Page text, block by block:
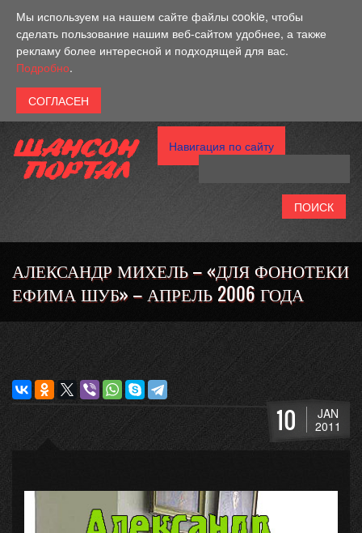
Мы используем на нашем сайте файлы cookie, чтобы
сделать пользование нашим веб-сайтом удобнее, а также
рекламу более интересной и подходящей для вас.
Подробно.
Навигация по сайту
АЛЕКСАНДР МИХЕЛЬ – «ДЛЯ ФОНОТЕКИ
ЕФИМА ШУБ» – АПРЕЛЬ 2006 ГОДА
10
JAN
2011